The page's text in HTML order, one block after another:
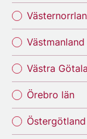
Västmanland
Västra
Örebro län
Östergötland